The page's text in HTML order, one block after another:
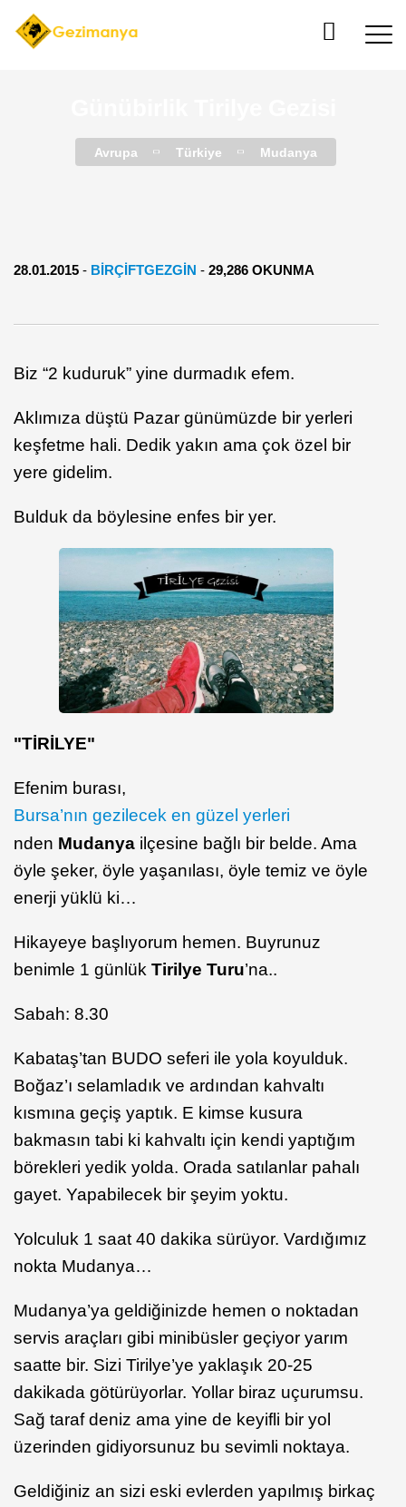
Avrupa Türkiye Mudanya
28.01.2015 - BIRÇIFTGEZGIN - 29,286 OKUNMA
Biz “2 kuduruk” yine durmadık efem.
Aklımıza düştü Pazar günümüzde bir yerleri
keşfetme hali. Dedik yakın ama çok özel bir
yere gidelim.
Bulduk da böylesine enfes bir yer.
"TİRİLYE"
Efenim burası,
Bursa’nın gezilecek en güzel yerleri
nden Mudanya ilçesine bağlı bir belde. Ama
öyle şeker, öyle yaşanılası, öyle temiz ve öyle
enerji yüklü ki…
Hikayeye başlıyorum hemen. Buyrunuz
benimle 1 günlük Tirilye Turu’na..
Sabah: 8.30
Kabataş’tan BUDO seferi ile yola koyulduk.
Boğaz’ı selamladık ve ardından kahvaltı
kısmına geçiş yaptık. E kimse kusura
bakmasın tabi ki kahvaltı için kendi yaptığım
börekleri yedik yolda. Orada satılanlar pahalı
gayet. Yapabilecek bir şeyim yoktu.
Yolculuk 1 saat 40 dakika sürüyor. Vardığımız
nokta Mudanya…
Mudanya’ya geldiğinizde hemen o noktadan
servis araçları gibi minibüsler geçiyor yarım
saatte bir. Sizi Tirilye’ye yaklaşık 20-25
dakikada götürüyorlar. Yollar biraz uçurumsu.
Sağ taraf deniz ama yine de keyifli bir yol
üzerinden gidiyorsunuz bu sevimli noktaya.
Geldiğiniz an sizi eski evlerden yapılmış birkaç